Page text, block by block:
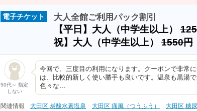
電子チケット 大人全館ご利用パック割引
【平日】大人（中学生以上）
祝】大人（中学生以上）1550円
50代～ 指定
しない
今回で、三度目の利用になります。クーポンで非常
は、比較的新しく使い勝手も良いです。温泉も黒湯
色々な…
関連情報 大田区 炭酸水素塩泉 大田区 痛風（つうふう） 大田区 糖